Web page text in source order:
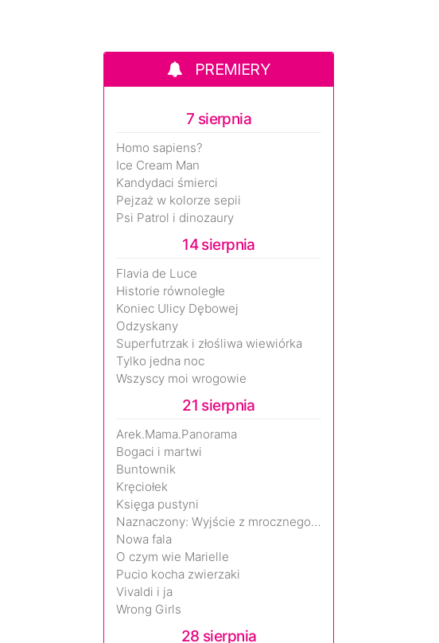
PREMIERY
7 sierpnia
Homo sapiens?
Ice Cream Man
Kandydaci śmierci
Pejzaż w kolorze sepii
Psi Patrol i dinozaury
14 sierpnia
Flavia de Luce
Historie równoległe
Koniec Ulicy Dębowej
Odzyskany
Superfutrzak i złośliwa wiewiórka
Tylko jedna noc
Wszyscy moi wrogowie
21 sierpnia
Arek.Mama.Panorama
Bogaci i martwi
Buntownik
Kręciołek
Księga pustyni
Naznaczony: Wyjście z mrocznego wymiaru
Nowa fala
O czym wie Marielle
Pucio kocha zwierzaki
Vivaldi i ja
Wrong Girls
28 sierpnia